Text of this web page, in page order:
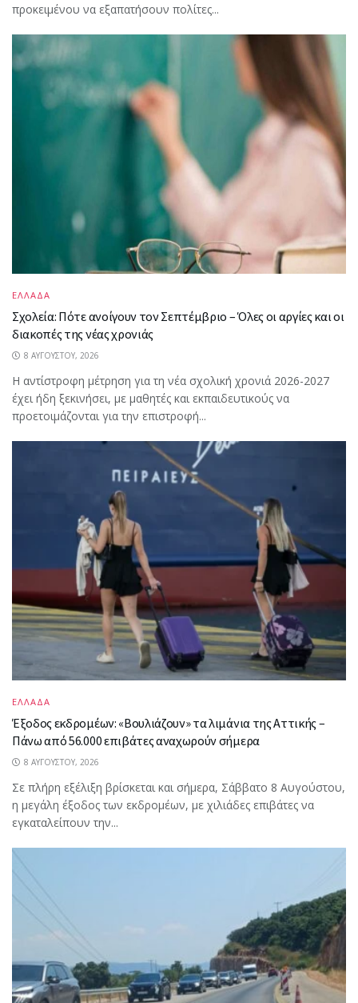
προκειμένου να εξαπατήσουν πολίτες...
ΕΛΛΑΔΑ
Σχολεία: Πότε ανοίγουν τον Σεπτέμβριο – Όλες οι αργίες και οι
διακοπές της νέας χρονιάς
8 ΑΥΓΟΎΣΤΟΥ, 2026
Η αντίστροφη μέτρηση για τη νέα σχολική χρονιά 2026-2027
έχει ήδη ξεκινήσει, με μαθητές και εκπαιδευτικούς να
προετοιμάζονται για την επιστροφή...
ΕΛΛΑΔΑ
Έξοδος εκδρομέων: «Βουλιάζουν» τα λιμάνια της Αττικής –
Πάνω από 56.000 επιβάτες αναχωρούν σήμερα
8 ΑΥΓΟΎΣΤΟΥ, 2026
Σε πλήρη εξέλιξη βρίσκεται και σήμερα, Σάββατο 8 Αυγούστου,
η μεγάλη έξοδος των εκδρομέων, με χιλιάδες επιβάτες να
εγκαταλείπουν την...